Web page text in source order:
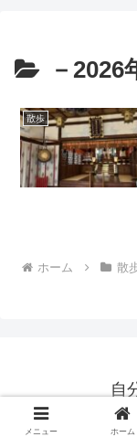
－2026
散歩
ホーム 散
自
©
メニュー ホーム